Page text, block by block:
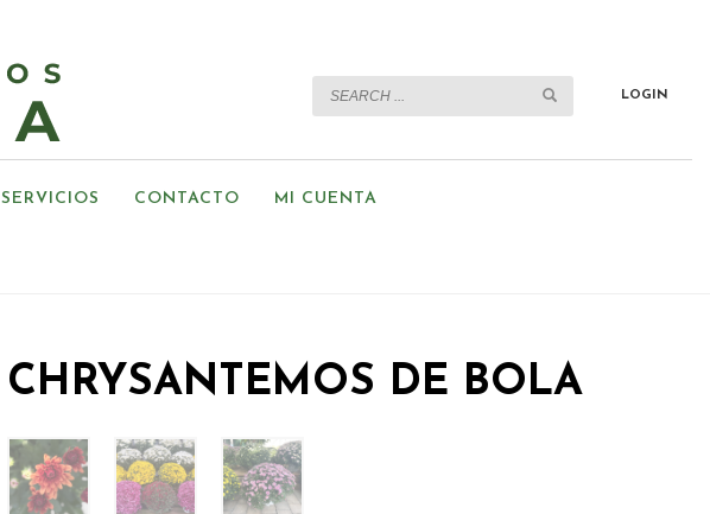
LOGIN
SERVICIOS CONTACTO MI CUENTA
CHRYSANTEMOS DE BOLA